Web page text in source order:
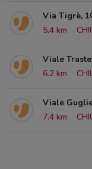
Via Tigrè,
5.4 km
Viale
6.2 km
Viale
7.4 km